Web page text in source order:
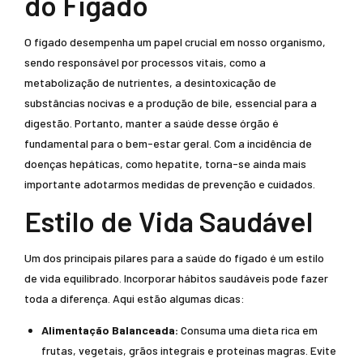
O fígado desempenha um papel crucial em nosso organismo,
sendo responsável por processos vitais, como a
metabolização de nutrientes, a desintoxicação de
substâncias nocivas e a produção de bile, essencial para a
digestão. Portanto, manter a saúde desse órgão é
fundamental para o bem-estar geral. Com a incidência de
doenças hepáticas, como hepatite, torna-se ainda mais
importante adotarmos medidas de prevenção e cuidados.
Estilo de Vida Saudável
Um dos principais pilares para a saúde do fígado é um estilo
de vida equilibrado. Incorporar hábitos saudáveis pode fazer
toda a diferença. Aqui estão algumas dicas:
Alimentação Balanceada: Consuma uma dieta rica em
frutas, vegetais, grãos integrais e proteínas magras. Evite